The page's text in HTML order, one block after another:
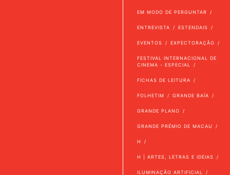
EM MODO DE PERGUNTAR
ENTREVISTA ESTENDAIS
EVENTOS EXPECTORAÇÃO
FESTIVAL INTERNACIONAL DE
CINEMA - ESPECIAL
FICHAS DE LEITURA
FOLHETIM GRANDE BAÍA
GRANDE PLANO
GRANDE PRÉMIO DE MACAU
H
H | ARTES, LETRAS E IDEIAS
ILUMINAÇÃO ARTIFICIAL